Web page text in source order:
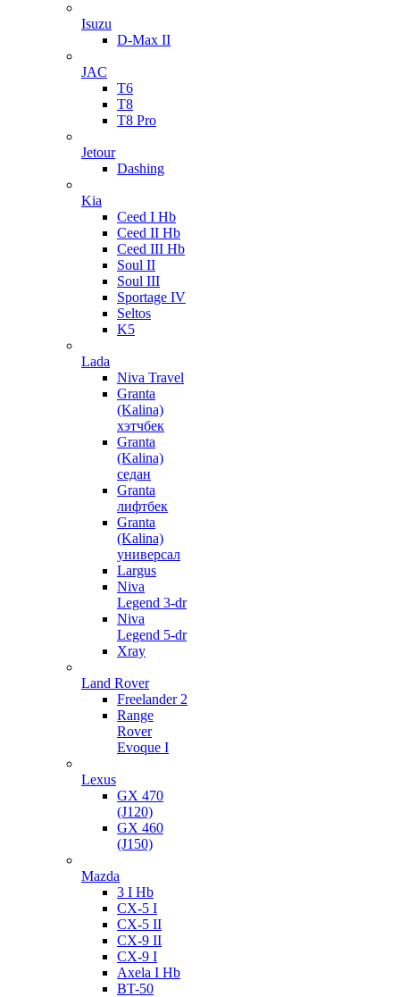
Isuzu
D-Max II
JAC
T6
T8
T8 Pro
Jetour
Dashing
Kia
Ceed I Hb
Ceed II Hb
Ceed III Hb
Soul II
Soul III
Sportage IV
Seltos
K5
Lada
Niva Travel
Granta
(Kalina)
хэтчбек
Granta
(Kalina)
седан
Granta
лифтбек
Granta
(Kalina)
универсал
Largus
Niva
Legend 3-dr
Niva
Legend 5-dr
Xray
Land Rover
Freelander 2
Range
Rover
Evoque I
Lexus
GX 470
(J120)
GX 460
(J150)
Mazda
3 I Hb
CX-5 I
CX-5 II
CX-9 II
CX-9 I
Axela I Hb
BT-50